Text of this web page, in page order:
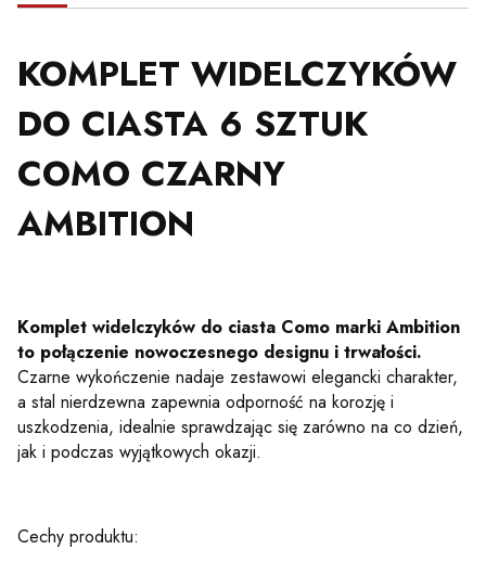
KOMPLET WIDELCZYKÓW
DO CIASTA 6 SZTUK
COMO CZARNY
AMBITION
Komplet widelczyków do ciasta Como marki Ambition
to połączenie nowoczesnego designu i trwałości.
Czarne wykończenie nadaje zestawowi elegancki charakter,
a stal nierdzewna zapewnia odporność na korozję i
uszkodzenia, idealnie sprawdzając się zarówno na co dzień,
jak i podczas wyjątkowych okazji.
Cechy produktu: